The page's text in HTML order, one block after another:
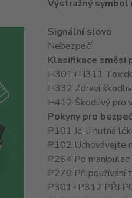
Výstražný
Signální slovo
Nebezpečí
Klasifikace směsi
H301+H311
H332 Zdraví
H412 Škodlivý pro
Pokyny pro
P101 Je-li nutná
P102 Uchovávejte
P264 Po
P270 Při používání
P301+P312 PŘI